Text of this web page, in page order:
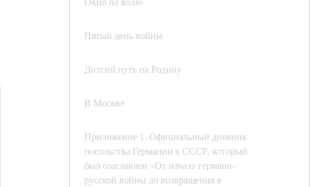
Пятый день войны
Долгий путь на Родину
В Москве
Приложение 1. Официальный дневник
посольства Германии в СССР, который
был озаглавлен «От начала германо-
русской войны до возвращения в